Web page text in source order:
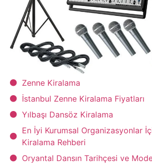
Zenne Kiralama
İstanbul Zenne Kiralama Fiyatları
Yılbaşı Dansöz Kiralama
En İyi Kurumsal Organizasyonlar
Kiralama Rehberi
Oryantal Dansın Tarihçesi ve